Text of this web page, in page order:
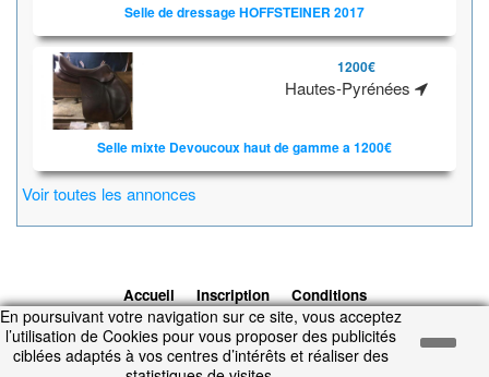
Selle de dressage HOFFSTEINER 2017
1200€
Hautes-Pyrénées
Selle mixte Devoucoux haut de gamme a 1200€
Voir toutes les annonces
Accueil Inscription
Conditions
d'utilisation
Contacts © 2026 1cheval.com
Ecurie Virtuelle -
Jeu Cheval
En poursuivant votre navigation sur ce site, vous acceptez
l’utilisation de Cookies pour vous proposer des publicités
ciblées adaptés à vos centres d’intérêts et réaliser des